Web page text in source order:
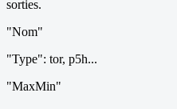
sorties.
"Nom"
"Type": tor, p5h...
"MaxMin"